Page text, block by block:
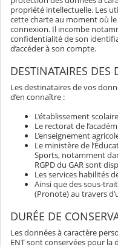
propriété intellectuelle. Les
cette charte au moment où
connexion. Il incombe
confidentialité de son
d’accéder à son compte.
DESTINATAIRES DES
Les destinataires de vos
d’en connaître :
L’établissement
Le rectorat de
L’enseignement
Le ministère de
Sports, notamment
RGPD du GAR sont
Les services habilités
Ainsi que des sous-
(Pronote) au travers
DURÉE DE
Les données à caractère
ENT sont conservées pour la